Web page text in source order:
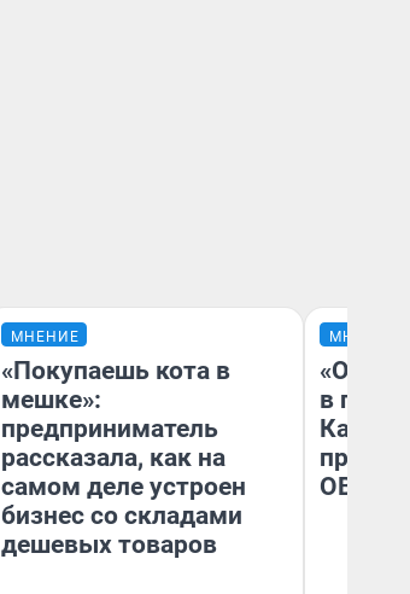
МНЕНИЕ
«Покупаешь кота в
мешке»:
предприниматель
рассказала, как на
самом деле устроен
бизнес со складами
дешевых товаров
МНЕНИЕ
в
Как в
ОВЗ